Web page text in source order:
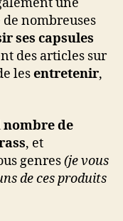
une
nombreuses
ses capsules
des articles sur
lesentretenir,
nombre de
, et
genres(je vous
de ces produits